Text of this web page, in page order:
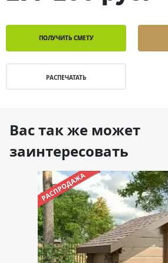
ПОЛУЧИТЬ СМЕТУ
РАСПЕЧАТАТЬ
Вас так же может
заинтересовать